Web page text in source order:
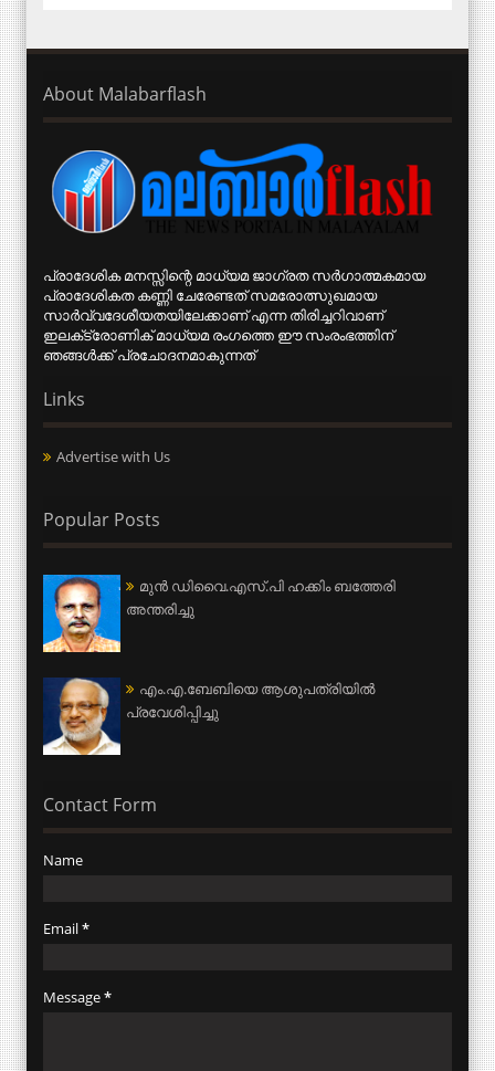
About Malabarflash
പ്രാദേശിക മനസ്സിന്റെ മാധ്യമ ജാഗ്രത സര്‍ഗാത്മകമായ
പ്രാദേശികത കണ്ണി ചേരേണ്ടത് സമരോത്സുഖമായ
സാര്‍വ്വദേശീയതയിലേക്കാണ് എന്ന തിരിച്ചറിവാണ്
ഇലക്‌ട്രോണിക് മാധ്യമ രംഗത്തെ ഈ സംരംഭത്തിന്
ഞങ്ങള്‍ക്ക് പ്രചോദനമാകുന്നത്
Links
Advertise with Us
Popular Posts
മുന്‍ ഡിവൈ.എസ്.പി ഹക്കിം ബത്തേരി
അന്തരിച്ചു
എം.എ.ബേബിയെ ആശുപത്രിയില്‍
പ്രവേശിപ്പിച്ചു
Contact Form
Name
Email*
Message*